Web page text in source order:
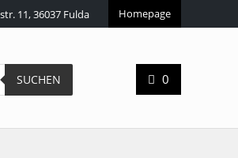
11, 36037 Fulda Homepage
0
SUCHEN